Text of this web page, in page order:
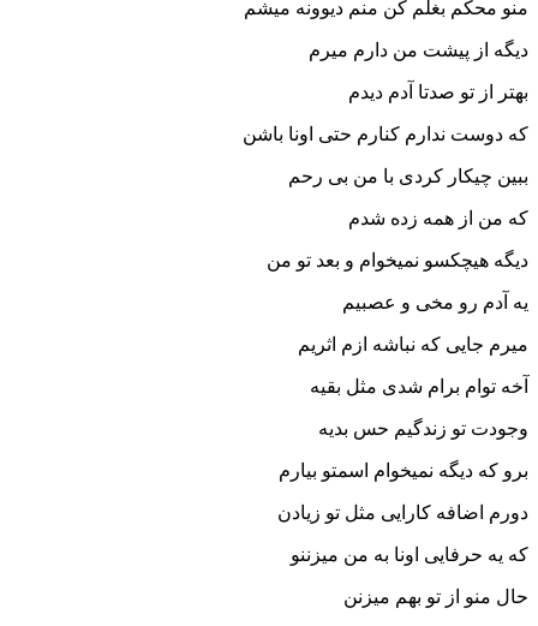
منو محکم بغلم کن منم دیوونه میشم
دیگه از پیشت من دارم میرم
بهتر از تو صدتا آدم دیدم
که دوست ندارم کنارم حتی اونا باشن
ببین چیکار کردی با من بی رحم
که من از همه زده شدم
دیگه هیچکسو نمیخوام و بعد تو من
یه آدم رو مخی و عصبیم
میرم جایی که نباشه ازم اثریم
آخه توام برام شدی مثل بقیه
وجودت تو زندگیم حس بدیه
برو که دیگه نمیخوام اسمتو بیارم
دورم اضافه کارایی مثل تو زیادن
که یه حرفایی اونا به من میزننو
حال منو از تو بهم میزنن